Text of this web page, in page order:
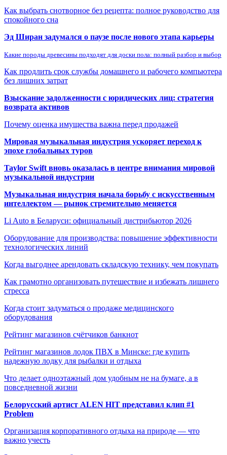
Как выбрать снотворное без рецепта: полное руководство для
спокойного сна
Эд Ширан задумался о паузе после нового этапа карьеры
Какие породы древесины подходят для доски пола: полный разбор и выбор
Как продлить срок службы домашнего и рабочего компьютера
без лишних затрат
Взыскание задолженности с юридических лиц: стратегия
возврата активов
Почему оценка имущества важна перед продажей
Мировая музыкальная индустрия ускоряет переход к
эпохе глобальных туров
Taylor Swift вновь оказалась в центре внимания мировой
музыкальной индустрии
Музыкальная индустрия начала борьбу с искусственным
интеллектом — рынок стремительно меняется
Li Auto в Беларуси: официальный дистрибьютор 2026
Оборудование для производства: повышение эффективности
технологических линий
Когда выгоднее арендовать складскую технику, чем покупать
Как грамотно организовать путешествие и избежать лишнего
стресса
Когда стоит задуматься о продаже медицинского
оборудования
Рейтинг магазинов счётчиков банкнот
Рейтинг магазинов лодок ПВХ в Минске: где купить
надежную лодку для рыбалки и отдыха
Что делает одноэтажный дом удобным не на бумаге, а в
повседневной жизни
Белорусский артист ALEN HIT представил клип #1
Problem
Организация корпоративного отдыха на природе — что
важно учесть